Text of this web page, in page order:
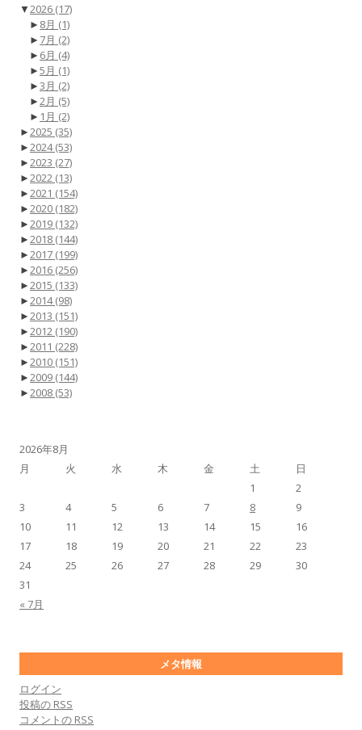
▼2026 (17)
► 8月 (1)
► 7月 (2)
► 6月 (4)
►5月 (1)
►3月 (2)
►2月 (5)
► 1月 (2)
►2025 (35)
►2024(53)
►2023 (27)
►2022 (13)
►2021 (154)
►2020 (182)
►2019 (132)
►2018 (144)
►2017 (199)
►2016 (256)
►2015 (133)
►2014(98)
►2013 (151)
►2012 (190)
►2011 (228)
►2010 (151)
►2009 (144)
►2008 (53)
2026年8月
月
火 水 木 金 土 日
« 7月
1
2
3
4 5 6 7 8
9
10
11 12 13 14 15
16
17
18 19 20 21 22
23
24
25 26 27 28 29
30
31
メタ情報
ログイン
投稿の RSS
コメントの RSS